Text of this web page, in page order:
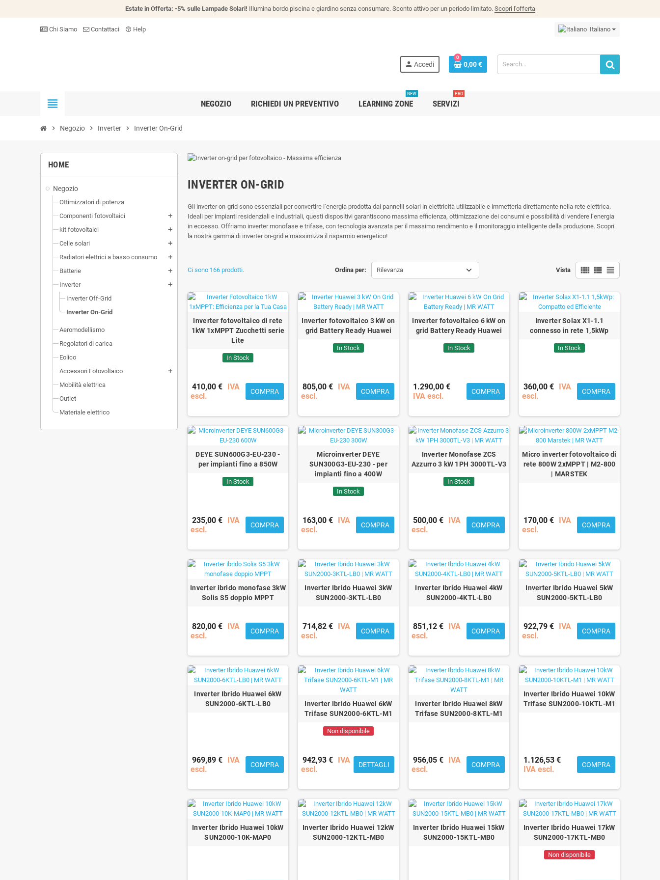
Estate in Offerta: -5% sulle Lampade Solari! Illumina bordo piscina e giardino senza consumare. Sconto attivo per un periodo limitato. Scopri l'offerta
Chi Siamo Contattaci help_outline Help Italiano
person Accedi
0
0,00 €
view_headline NEGOZIO RICHIEDI UN PREVENTIVO LEARNING ZONE
NEW
SERVIZI
PRO
chevron_right Negozio chevron_right Inverter chevron_right Inverter On-Grid
HOME
Negozio
Ottimizzatori di potenza
Componenti fotovoltaici
add
kit fotovoltaici add
Celle solari add
Radiatori elettrici a basso consumo add
Batterie add
Inverter add
Inverter Off-Grid
Inverter On-Grid
Aeromodellismo
Regolatori di carica
Eolico
Accessori Fotovoltaico
add
Mobilità elettrica
Outlet
Materiale elettrico
INVERTER ON-GRID
Gli inverter on-grid sono essenziali per convertire l’energia prodotta dai pannelli solari in elettricità utilizzabile e immetterla direttamente nella rete elettrica.
Ideali per impianti residenziali e industriali, questi dispositivi garantiscono massima efficienza, ottimizzazione dei consumi e possibilità di vendere l’energia
in eccesso. Offriamo inverter monofase e trifase, con tecnologia avanzata per il massimo rendimento e il monitoraggio intelligente della produzione. Scopri
la nostra gamma di inverter on-grid e massimizza il risparmio energetico!
Ordina per: Rilevanza Vista view_comfy view_list view_headline
Ci sono 166 prodotti.
Inverter fotovoltaico di rete
1kW 1xMPPT Zucchetti serie
Lite
In Stock
410,00 € IVA
escl.
COMPRA
Inverter fotovoltaico 3 kW on
grid Battery Ready Huawei
In Stock
805,00 € IVA
escl.
COMPRA
Inverter fotovoltaico 6 kW on
grid Battery Ready Huawei
In Stock
1.290,00 €
IVA escl.
COMPRA
Inverter Solax X1-1.1
connesso in rete 1,5kWp
In Stock
360,00 € IVA
escl.
COMPRA
DEYE SUN600G3-EU-230 -
per impianti fino a 850W
In Stock
235,00 € IVA
escl.
COMPRA
Microinverter DEYE
SUN300G3-EU-230 - per
impianti fino a 400W
In Stock
163,00 € IVA
escl.
COMPRA
Inverter Monofase ZCS
Azzurro 3 kW 1PH 3000TL-V3
In Stock
500,00 € IVA
escl.
COMPRA
Micro inverter fotovoltaico di
rete 800W 2xMPPT | M2-800
| MARSTEK
170,00 € IVA
escl.
COMPRA
Inverter ibrido monofase 3kW
Solis S5 doppio MPPT
820,00 € IVA
escl.
COMPRA
Inverter Ibrido Huawei 3kW
SUN2000-3KTL-LB0
714,82 € IVA
escl.
COMPRA
Inverter Ibrido Huawei 4kW
SUN2000-4KTL-LB0
851,12 € IVA
escl.
COMPRA
Inverter Ibrido Huawei 5kW
SUN2000-5KTL-LB0
922,79 € IVA
escl.
COMPRA
Inverter Ibrido Huawei 6kW
SUN2000-6KTL-LB0
969,89 € IVA
escl.
COMPRA
Inverter Ibrido Huawei 6kW
Trifase SUN2000-6KTL-M1
Non disponibile
942,93 € IVA
escl.
DETTAGLI
Inverter Ibrido Huawei 8kW
Trifase SUN2000-8KTL-M1
956,05 € IVA
escl.
COMPRA
Inverter Ibrido Huawei 10kW
Trifase SUN2000-10KTL-M1
1.126,53 €
IVA escl.
COMPRA
Inverter Ibrido Huawei 10kW
SUN2000-10K-MAP0
Inverter Ibrido Huawei 12kW
SUN2000-12KTL-MB0
Inverter Ibrido Huawei 15kW
SUN2000-15KTL-MB0
Inverter Ibrido Huawei 17kW
SUN2000-17KTL-MB0
Non disponibile